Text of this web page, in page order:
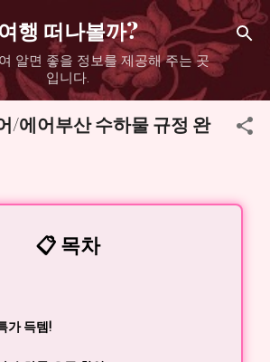
기본 콘텐츠로 건너뛰기
여행 떠나볼까?
알면 좋을 정보를 제공해 주는 곳
입니다.
/에어부산 수하물 규정 완
📋 목차
가 득템!